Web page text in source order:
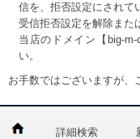
信を、拒否設定にされて
受信拒否設定を解除また
当店のドメイン【big-
い。
お手数ではございますが、
詳細検索